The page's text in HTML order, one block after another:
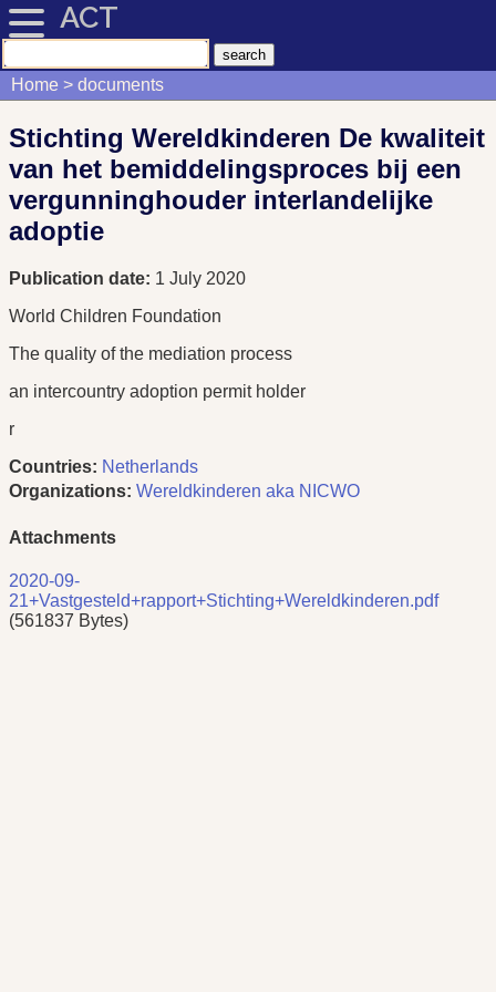
ACT
Home documents
Stichting Wereldkinderen De kwaliteit
van het bemiddelingsproces bij een
vergunninghouder interlandelijke
adoptie
Publication date: 1 July 2020
World Children Foundation
The quality of the mediation process
an intercountry adoption permit holder
r
Countries: Netherlands
Organizations: Wereldkinderen aka NICWO
Attachments
2020-09-
21+Vastgesteld+rapport+Stichting+Wereldkinderen.pdf
(561837 Bytes)